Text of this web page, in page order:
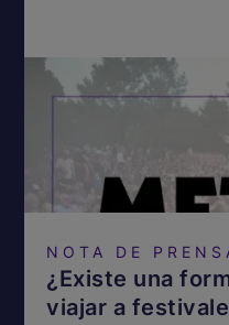
NOTA DE
¿Existe una
viajar a